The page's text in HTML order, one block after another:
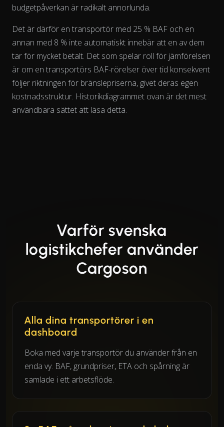
budgetpåverkan är radikalt annorlunda.
Det är därför en transportör med 25 % BAF och en
annan med 8 % inte automatiskt innebär att en av dem
tar för mycket betalt. Det som spelar roll för jämförelsen
är om en transportörs BAF-rörelser över tid konsekvent
följer riktningen för bränslepriserna, givet deras egen
kostnadsstruktur. Historikdiagrammet ovan är det mest
användbara sättet att läsa detta.
Varför svenska
logistikchefer använder
Cargoson
Alla dina transportörer i en
dashboard
Boka med varje transportör du använder från en
enda vy. BAF, grundpriser, ETA och spårning är
samlade i ett arbetsflöde.